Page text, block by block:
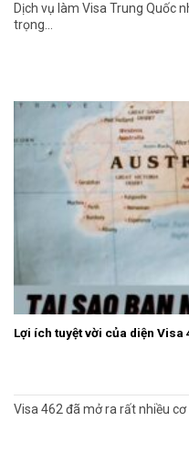
Dịch vụ làm Visa Trung Quốc
trọng...
Lợi ích tuyệt vời của diện
Visa 462 đã mở ra rất nhiều